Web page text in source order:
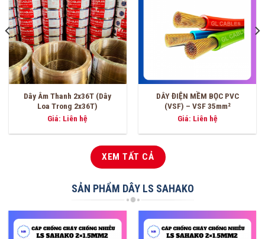
DÂY ĐIỆN MỀM BỌC PVC
(VSF) – VSF 16mm²
Giá: Liên hệ
DÂY ĐIỆN MỀM BỌC PVC
(VSF) – VSF 6.0mm²
Giá: Liên hệ
XEM TẤT CẢ
SẢN PHẨM DÂY LS SAHAKO